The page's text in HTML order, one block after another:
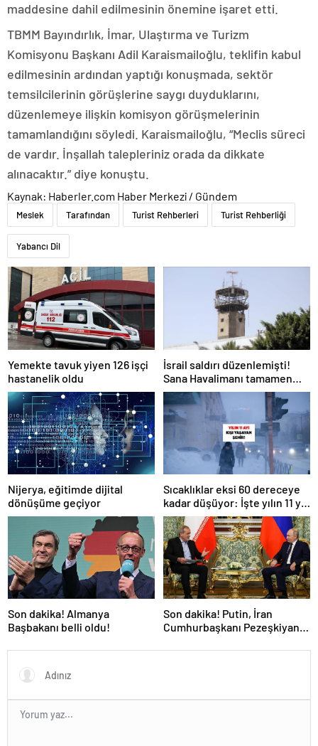
maddesine dahil edilmesinin önemine işaret etti.
TBMM Bayındırlık, İmar, Ulaştırma ve Turizm
Komisyonu Başkanı Adil Karaismailoğlu, teklifin kabul
edilmesinin ardından yaptığı konuşmada, sektör
temsilcilerinin görüşlerine saygı duyduklarını,
düzenlemeye ilişkin komisyon görüşmelerinin
tamamlandığını söyledi. Karaismailoğlu, “Meclis süreci
de vardır. İnşallah talepleriniz orada da dikkate
alınacaktır.” diye konuştu.
Kaynak: Haberler.com Haber Merkezi / Gündem
Meslek Tarafından Turist Rehberleri Turist Rehberliği
Yabancı Dil
Yemekte tavuk yiyen 126 işçi
hastanelik oldu
İsrail saldırı düzenlemişti!
Sana Havalimanı tamamen
hizmet dışı kaldı
Nijerya, eğitimde dijital
dönüşüme geçiyor
Sıcaklıklar eksi 60 dereceye
kadar düşüyor: İşte yılın 11 yılı
kışı yaşayan şehir!
Son dakika! Almanya
Başbakanı belli oldu!
Son dakika! Putin, İran
Cumhurbaşkanı Pezeşkiyan